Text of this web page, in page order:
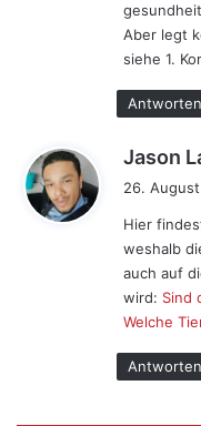
Aber legt
siehe 1.
Antworten
Jason
26.
Hier
weshalb
auch auf
wird: Sind
Welche
Antworten